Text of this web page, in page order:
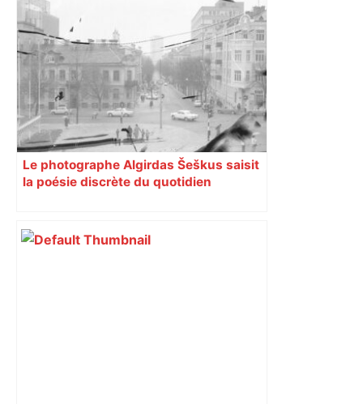
Météo : pluie, orages et vigilance jaune,
un début de semaine agité à Toulouse –
ladepeche.fr
Le photographe Algirdas Šeškus saisit
la poésie discrète du quotidien